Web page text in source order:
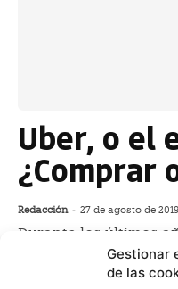
Gestionar
de las
Uber, o el
¿Comprar
Redacción - 27 de agosto de 2019
Durante los últimos
abiertamente sobre
empresa de